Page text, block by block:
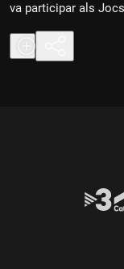
va participar als
ofegada en una
intentava arribar a
2012.